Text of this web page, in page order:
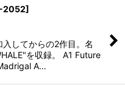
2052]
入してからの2作目。名
を収録。 A1 Future
A…